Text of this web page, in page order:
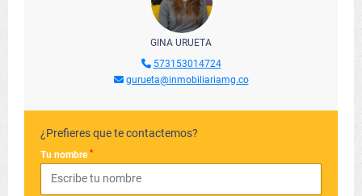
GINA URUETA
573153014724
gurueta@inmobiliariamg.co
¿Prefieres que te contactemos?
Tu nombre *